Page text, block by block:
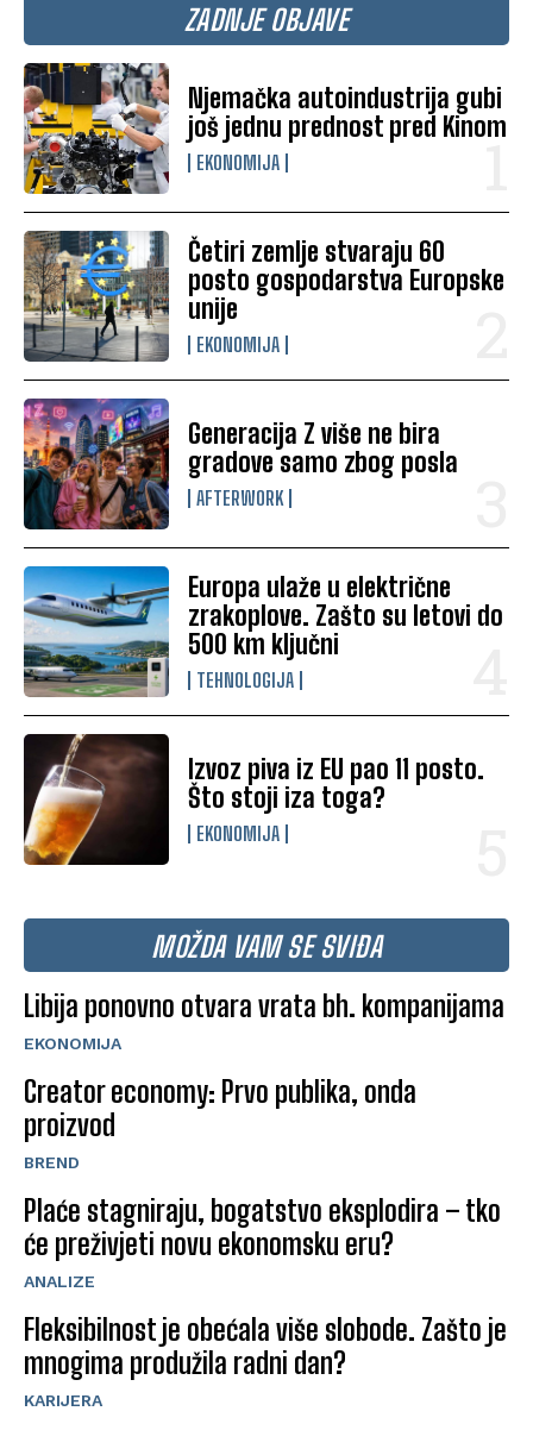
ZADNJE OBJAVE
Njemačka autoindustrija gubi
još jednu prednost pred Kinom
EKONOMIJA
Četiri zemlje stvaraju 60
posto gospodarstva Europske
unije
EKONOMIJA
Generacija Z više ne bira
gradove samo zbog posla
AFTERWORK
Europa ulaže u električne
zrakoplove. Zašto su letovi do
500 km ključni
TEHNOLOGIJA
Izvoz piva iz EU pao 11 posto.
Što stoji iza toga?
EKONOMIJA
MOŽDA VAM SE SVIĐA
Libija ponovno otvara vrata bh. kompanijama
EKONOMIJA
Creator economy: Prvo publika, onda
proizvod
BREND
Plaće stagniraju, bogatstvo eksplodira – tko
će preživjeti novu ekonomsku eru?
ANALIZE
Fleksibilnost je obećala više slobode. Zašto je
mnogima produžila radni dan?
KARIJERA